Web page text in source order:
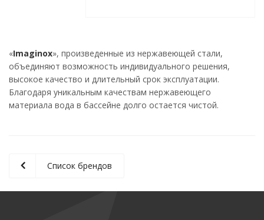
«Imaginox», произведенные из нержавеющей стали,
объединяют возможность индивидуального решения,
высокое качество и длительный срок эксплуатации.
Благодаря уникальным качествам нержавеющего
материала вода в бассейне долго остается чистой.
Список брендов